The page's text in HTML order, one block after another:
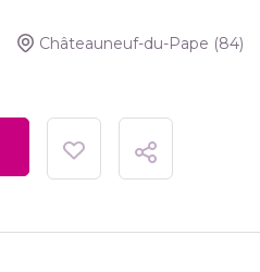
Châteauneuf-du-Pape (84)